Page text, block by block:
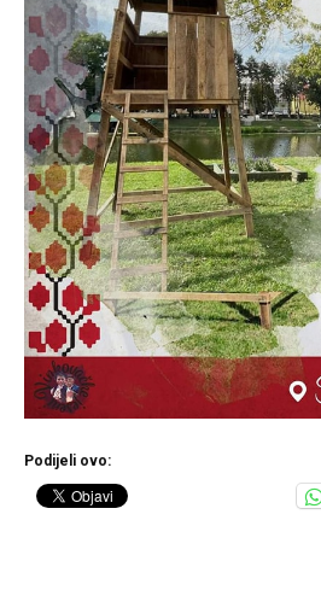
Podijeli ovo: